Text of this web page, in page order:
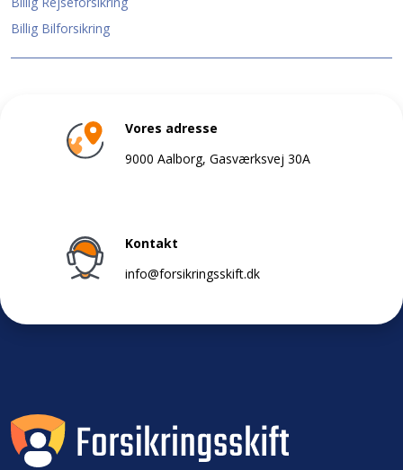
Billig Bilforsikring
Vores adresse
9000 Aalborg, Gasværksvej 30A
Kontakt
info@forsikringsskift.dk